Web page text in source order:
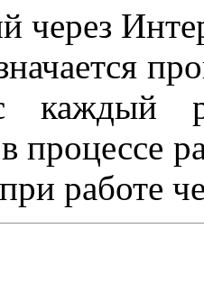
через
каждый
процессе
работе